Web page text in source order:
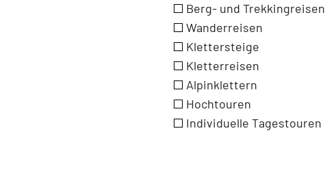
Berg- und Trekkingreisen
Wanderreisen
Klettersteige
Kletterreisen
Alpinklettern
Hochtouren
Individuelle Tagestouren